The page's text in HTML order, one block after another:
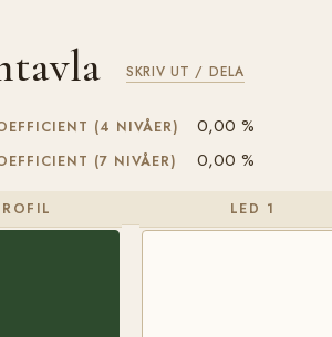
SKRIV UT / DELA
(4 NIVÅER) 0,00 %
(7 NIVÅER) 0,00 %
LED 1